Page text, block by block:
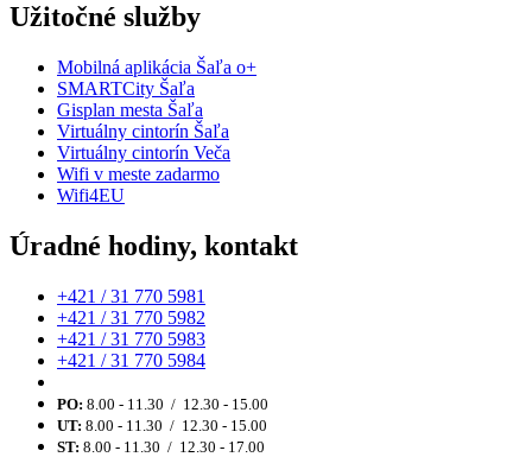
Užitočné služby
Mobilná aplikácia Šaľa o+
SMARTCity Šaľa
Gisplan mesta Šaľa
Virtuálny cintorín Šaľa
Virtuálny cintorín Veča
Wifi v meste zadarmo
Wifi4EU
Úradné hodiny, kontakt
+421 / 31 770 5981
+421 / 31 770 5982
+421 / 31 770 5983
+421 / 31 770 5984
PO: 8.00 - 11.30 / 12.30 - 15.00
UT: 8.00 - 11.30 / 12.30 - 15.00
ST: 8.00 - 11.30 / 12.30 - 17.00